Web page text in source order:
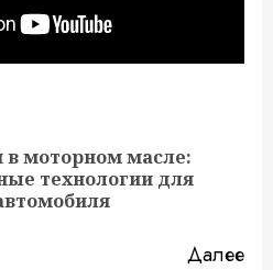
в моторном масле:
технологии для
Далее